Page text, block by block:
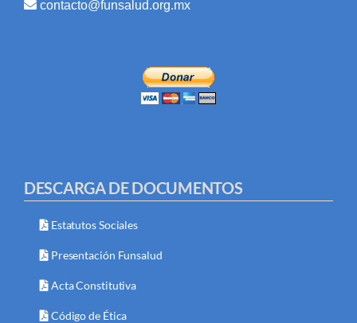
contacto@funsalud.org.mx
DESCARGA DE DOCUMENTOS
Estatutos Sociales
Presentación Funsalud
Acta Constitutiva
Código de Ética